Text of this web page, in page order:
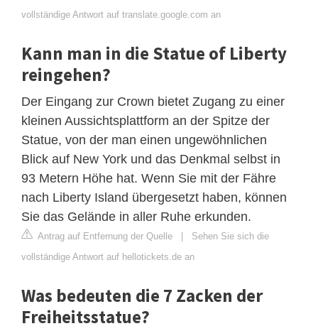
vollständige Antwort auf translate.google.com an
Kann man in die Statue of Liberty
reingehen?
Der Eingang zur Crown bietet Zugang zu einer
kleinen Aussichtsplattform an der Spitze der
Statue, von der man einen ungewöhnlichen
Blick auf New York und das Denkmal selbst in
93 Metern Höhe hat. Wenn Sie mit der Fähre
nach Liberty Island übergesetzt haben, können
Sie das Gelände in aller Ruhe erkunden.
Antrag auf Entfernung der Quelle | Sehen Sie sich die
vollständige Antwort auf hellotickets.de an
Was bedeuten die 7 Zacken der
Freiheitsstatue?